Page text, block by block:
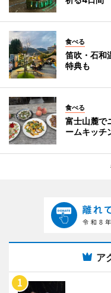
食べる
笛吹・石和
特典も
食べる
富士山麓で
ームキッチ
ア